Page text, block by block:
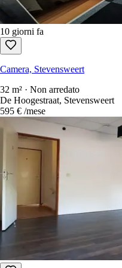
10 giorni fa
Camera, Stevensweert
32 m² · Non arredato
De Hoogestraat, Stevensweert
595 € /mese